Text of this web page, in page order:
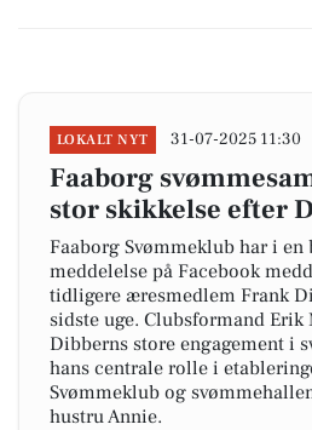
LOKALT NYT 31-07-2025 11:30
Faaborg
stor skikkelse efter
Faaborg Svømmeklub har i en
meddelelse på Facebook
tidligere æresmedlem Frank
sidste uge. Clubsformand
Dibberns store engagement i
hans centrale rolle i
Svømmeklub og
hustru Annie.